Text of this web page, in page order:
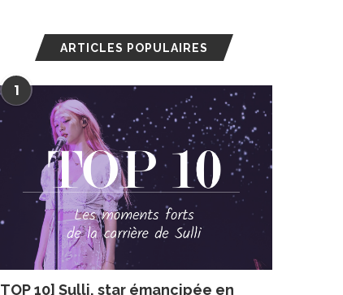
ARTICLES POPULAIRES
1
10] Sulli, star émancipée en